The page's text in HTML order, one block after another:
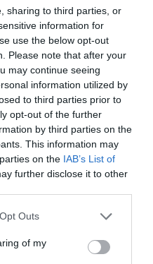
sharing to third parties, or
information for
use the below opt-out
Please note that after your
may continue seeing
information utilized by
to third parties prior to
opt-out of the further
by third parties on the
This information may
on the IAB’s List of
further disclose it to other
uses one or more Google
You may click to
and its third-party tags to
Outs
of my
στην
επενδυτών